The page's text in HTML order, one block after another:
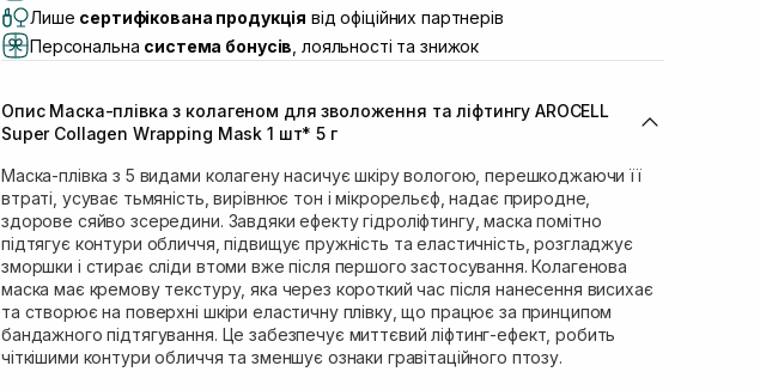
Самовивіз м. Львів, вул. Івана Франка 36
Самовивіз м. Львів, вул. Степана Бандери 45 В наявності
Самовивіз м. Рівне, вул. Кулика і Гудачека 23 (ТЦ Екватор) В наявності
Лише сертифікована продукція від офіційних партнерів
Персональна система бонусів , лояльності та знижок
Опис Маска-плівка з колагеном для зволоження та ліфтингу AROCELL
Super Collagen Wrapping Mask 1 шт* 5 г
Маска-плівка з 5 видами колагену насичує шкіру вологою, перешкоджаючи її
втраті, усуває тьмяність, вирівнює тон і мікрорельєф, надає природне,
здорове сяйво зсередини. Завдяки ефекту гідроліфтингу, маска помітно
підтягує контури обличчя, підвищує пружність та еластичність, розгладжує
зморшки і стирає сліди втоми вже після першого застосування. Колагенова
маска має кремову текстуру, яка через короткий час після нанесення висихає
та створює на поверхні шкіри еластичну плівку, що працює за принципом
бандажного підтягування. Це забезпечує миттєвий ліфтинг-ефект, робить
чіткішими контури обличчя та зменшує ознаки гравітаційного птозу.